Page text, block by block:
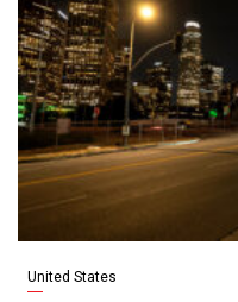
United States